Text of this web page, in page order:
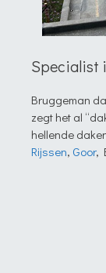
Specialist
Bruggeman
zegt het al
hellende
Rijssen, Goor,